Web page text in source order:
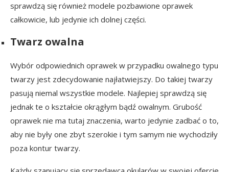
sprawdzą się również modele pozbawione oprawek
całkowicie, lub jedynie ich dolnej części.
Twarz owalna
Wybór odpowiednich oprawek w przypadku owalnego typu
twarzy jest zdecydowanie najłatwiejszy. Do takiej twarzy
pasują niemal wszystkie modele. Najlepiej sprawdzą się
jednak te o kształcie okrągłym bądź owalnym. Grubość
oprawek nie ma tutaj znaczenia, warto jedynie zadbać o to,
aby nie były one zbyt szerokie i tym samym nie wychodziły
poza kontur twarzy.